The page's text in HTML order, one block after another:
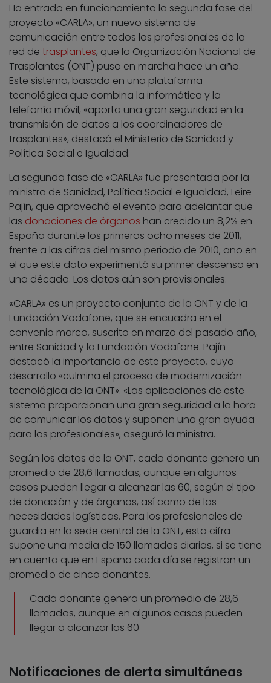
Ha entrado en funcionamiento la segunda fase del
proyecto «CARLA», un nuevo sistema de
comunicación entre todos los profesionales de la
red de trasplantes, que la Organización Nacional de
Trasplantes (ONT) puso en marcha hace un año.
Este sistema, basado en una plataforma
tecnológica que combina la informática y la
telefonía móvil, «aporta una gran seguridad en la
transmisión de datos a los coordinadores de
trasplantes», destacó el Ministerio de Sanidad y
Política Social e Igualdad.
La segunda fase de «CARLA» fue presentada por la
ministra de Sanidad, Política Social e Igualdad, Leire
Pajín, que aprovechó el evento para adelantar que
las donaciones de órganos han crecido un 8,2% en
España durante los primeros ocho meses de 2011,
frente a las cifras del mismo periodo de 2010, año en
el que este dato experimentó su primer descenso en
una década. Los datos aún son provisionales.
«CARLA» es un proyecto conjunto de la ONT y de la
Fundación Vodafone, que se encuadra en el
convenio marco, suscrito en marzo del pasado año,
entre Sanidad y la Fundación Vodafone. Pajín
destacó la importancia de este proyecto, cuyo
desarrollo «culmina el proceso de modernización
tecnológica de la ONT». «Las aplicaciones de este
sistema proporcionan una gran seguridad a la hora
de comunicar los datos y suponen una gran ayuda
para los profesionales», aseguró la ministra.
Según los datos de la ONT, cada donante genera un
promedio de 28,6 llamadas, aunque en algunos
casos pueden llegar a alcanzar las 60, según el tipo
de donación y de órganos, así como de las
necesidades logísticas. Para los profesionales de
guardia en la sede central de la ONT, esta cifra
supone una media de 150 llamadas diarias, si se tiene
en cuenta que en España cada día se registran un
promedio de cinco donantes.
Cada donante genera un promedio de 28,6
llamadas, aunque en algunos casos pueden
llegar a alcanzar las 60
Notificaciones de alerta simultáneas